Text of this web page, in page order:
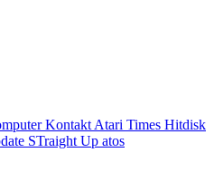
Kontakt Atari Times Hitdisk
STraight Up atos